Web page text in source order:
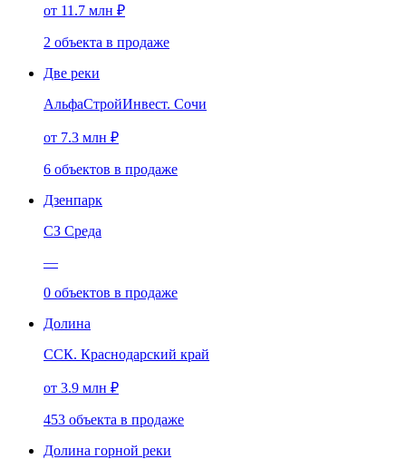
от 11.7 млн ₽
2 объекта в продаже
Две реки
АльфаСтройИнвест. Сочи
от 7.3 млн ₽
6 объектов в продаже
Дзенпарк
СЗ Среда
—
0 объектов в продаже
Долина
ССК. Краснодарский край
от 3.9 млн ₽
453 объекта в продаже
Долина горной реки